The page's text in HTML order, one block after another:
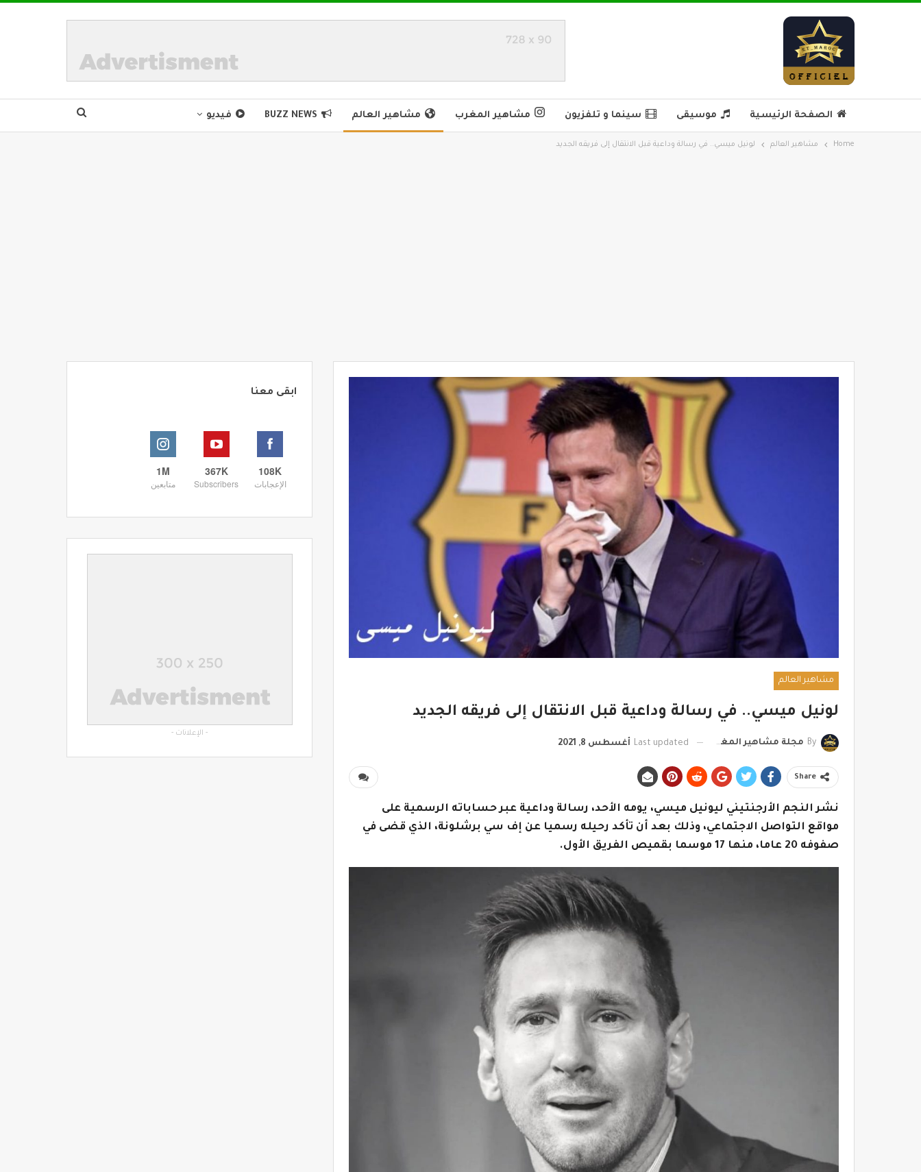
الصفحة الرئيسية موسيقى سينما و تلفزيون مشاهير المغرب مشاهير العالم BUZZ NEWS فيديو
Home مشاهير العالم لونيل ميسي.. في رسالة وداعية قبل الانتقال إلى فريقه الجديد
مشاهير العالم
لونيل ميسي.. في رسالة وداعية قبل الانتقال إلى فريقه الجديد
By مجلة مشاهير المغرب Last updated أغسطس 8, 2021
Share
نشر النجم الأرجنتيني ليونيل ميسي، يومه الأحد، رسالة وداعية عبر حساباته الرسمية على
مواقع التواصل الاجتماعي، وذلك بعد أن تأكد رحيله رسميا عن إف سي برشلونة، الذي قضى في
صفوفه 20 عاما، منها 17 موسما بقميص الفريق الأول.
ابقى معنا
108K
الإعجابات
367K
Subscribers
1M
متابعين
- الإعلانات -